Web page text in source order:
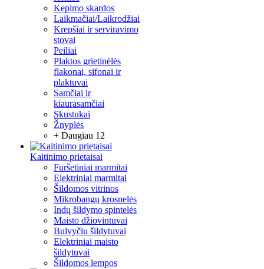
Kepimo skardos
Laikmačiai/Laikrodžiai
Krepšiai ir serviravimo
stovai
Peiliai
Plaktos grietinėlės
flakonai, sifonai ir
plaktuvai
Samčiai ir
kiaurasamčiai
Skustukai
Žnyplės
+ Daugiau 12
Kaitinimo prietaisai
Furšetiniai marmitai
Elektriniai marmitai
Šildomos vitrinos
Mikrobangų krosnelės
Indų šildymo spintelės
Maisto džiovintuvai
Bulvyčiu šildytuvai
Elektriniai maisto
šildytuvai
Šildomos lempos